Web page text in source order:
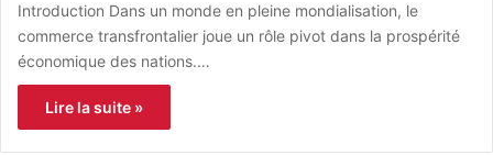
Introduction Dans un monde en pleine mondialisation, le
commerce transfrontalier joue un rôle pivot dans la prospérité
économique des nations.…
Lire la suite »